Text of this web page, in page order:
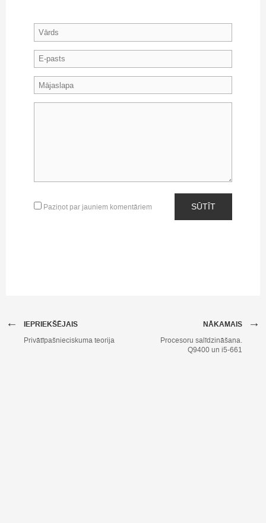
Paziņot par jauniem komentāriem SŪTĪT
IEPRIEKŠĒJAIS
←
Privātīpašnieciskuma teorija
NĀKAMAIS →
Procesoru salīdzināšana.
Q9400 un i5-661